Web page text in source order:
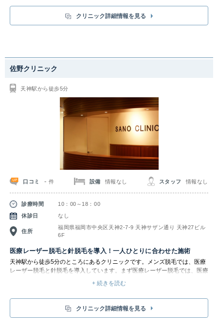
ザー波長を同時に照射できる最新の脱毛技術を備えており、米国FDAの承認
も取得しているため安心です。太く濃い剛毛から細く薄い産毛まで、すべて
メンズディオクリニックでは、さらに毛穴洗浄と脱毛のコンビネーション施
術も行うことで、より脱毛の効果を実感しやすくなっています。男性は女性
口が詰まってしまうことが多いです。これが原因で埋もれ毛やニキビ、毛穴
の黒ずみなどのトラブルが発生し、脱毛の効果にも影響を与えてしまいま
そのため汚れた毛穴を徹底的に洗浄することで、清潔感のある肌を実現し、
レーザーがすべての毛にしっかりと届くようになります。
クリニック詳細情報を見る
佐野クリニック
天神駅から徒歩5分
口コミ -件 設備 情報なし スタッフ 情報なし
診療時間
10：00～18：00
休診日
なし
住所
福岡県福岡市中央区天神2-7-9 天神サザン通り 天神27ビル
6F
医療レーザー脱毛と針脱毛を導入！一人ひとりに合わせた施術
天神駅から徒歩5分のところにあるクリニックです。メンズ脱毛では、医療
レーザー脱毛と針脱毛を導入しています。まず医療レーザー脱毛では、医療
機関でしか取り扱えない「アレキサンドライトレーザー」を使用していま
す。レーザーを照射する事でシミや黒ずみ、毛穴を改善し、つるんとした美
肌が望めます。これにより、クリアな美肌へと導く効果が期待できるのがメ
リットです。脱毛は医療行為のため、安全かつ安心確実に処理することで気
+ 続きを読む
クリニック詳細情報を見る